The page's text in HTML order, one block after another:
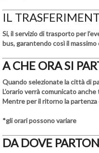
IL
Si, il servizio di trasporto per
bus, garantendo così il
A CHE ORA SI
Quando selezionate la città di
L’orario verrà comunicato
Mentre per il ritorno la
*gli orari possono variare
DA DOVE